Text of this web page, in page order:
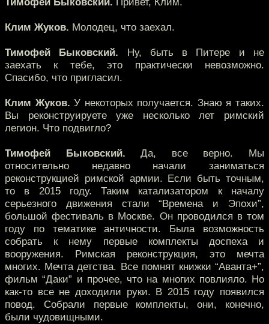
Клим Жуков. Молодец, что заехал.
Тимофей Быковский. Ну, быть в Питере и не
заехать к тебе, это практически невозможно.
Спасибо, что пригласил.
Клим Жуков. У некоторых получается. Знаю я таких.
Вы реконструируете уже несколько лет римский
легион. Что подвигло?
Тимофей Быковский. Да, все верно. Мы
относительно недавно начали заниматься
реконструкцией римской армии. Если быть точным,
то в 2015 году. Таким катализатором к началу
серьезного движения стали “Времена и Эпохи”,
большой фестиваль в Москве. Он проводился в том
году по тематике античности. Была возможность
собрать к нему первые комплекты доспеха и
вооружения. Римская реконструкция, это мечта
многих. Мечта детства. Все помнят книжки “Аванта+”,
фильм “Даки” и прочее, что на многих повлияло. Но
как-то все не доходили руки. В 2015 году появился
повод. Собрали первые комплекты, они, конечно,
были чудовищными.